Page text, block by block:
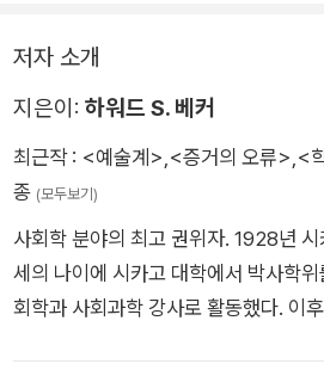
_ <실제 범죄율과 검찰이 정의하는 범
찰한다.”
저자 소개
지은이: 하워드 S. 베커
최근작 : <예술계>,<증거의 오류>,<
종 (모두보기)
사회학 분야의 최고 권위자. 1928년
세의 나이에 시카고 대학에서 박사학
회학과 사회과학 강사로 활동했다. 이